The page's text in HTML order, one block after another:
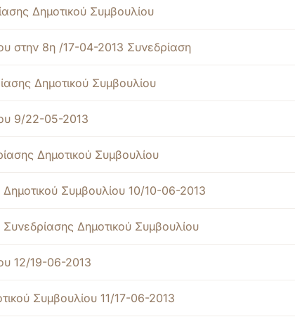
Δημοτικού Συμβουλίου
στην 8η /17-04-2013 Συνεδρίαση
Δημοτικού Συμβουλίου
9/22-05-2013
Δημοτικού Συμβουλίου
Συμβουλίου 10/10-06-2013
Δημοτικού Συμβουλίου
12/19-06-2013
Συμβουλίου 11/17-06-2013